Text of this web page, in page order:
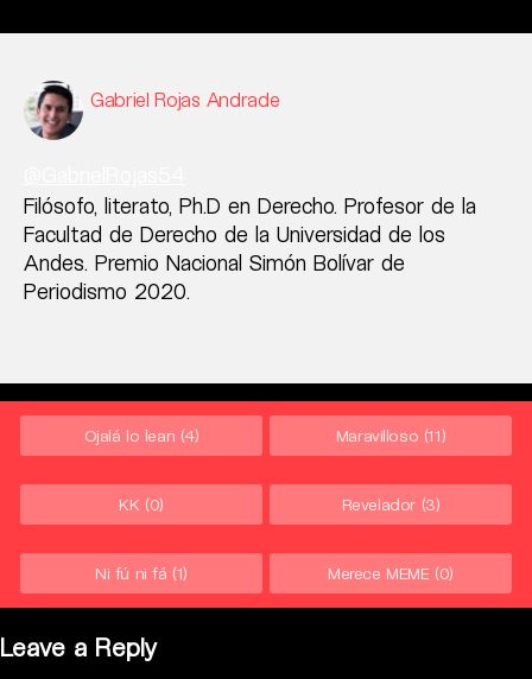
Gabriel Rojas Andrade
Filósofo, literato, Ph.D en Derecho. Profesor de la
Facultad de Derecho de la Universidad de los
Andes. Premio Nacional Simón Bolívar de
Periodismo 2020.
Ojalá lo lean (4) Maravilloso (11)
KK (0) Revelador (3)
Ni fú ni fá (1) Merece MEME (0)
Leave a Reply